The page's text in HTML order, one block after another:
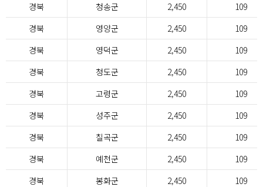
경북
청송군 2,450
109
경북
영양군 2,450
109
경북
영덕군 2,450
109
경북
청도군 2,450
109
경북
고령군 2,450
109
경북
성주군 2,450
109
경북
칠곡군 2,450
109
경북
예천군 2,450
109
경북
봉화군 2,450
109